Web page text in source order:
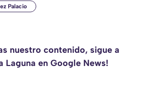
Palacio
nuestro contenido, sigue a
Laguna en Google News!